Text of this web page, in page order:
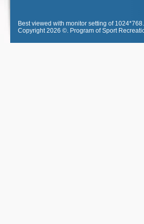
Best viewed with monitor setting of 1024*768.
Copyright 2026 ©. Program of Sport